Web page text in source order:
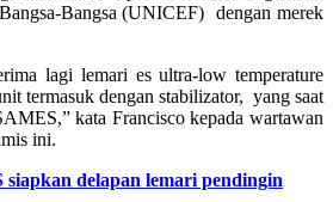
Bangsa (UNICEF) dengan merek
lagi lemari es ultra-low temperature
termasuk dengan stabilizator, yang saat
kata Francisco kepada wartawan
ini.
siapkan delapan lemari pendingin